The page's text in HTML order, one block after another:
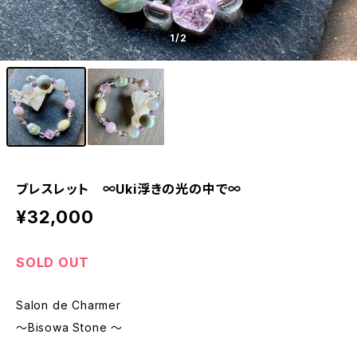
1/2
ブレスレット ∞Uki浮きの光の中で∞
¥32,000
SOLD OUT
Salon de Charmer
〜Bisowa Stone 〜